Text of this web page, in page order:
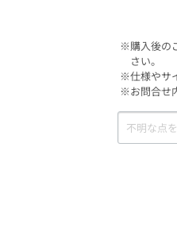
※購入後の
さい。
※仕様やサ
※お問合せ